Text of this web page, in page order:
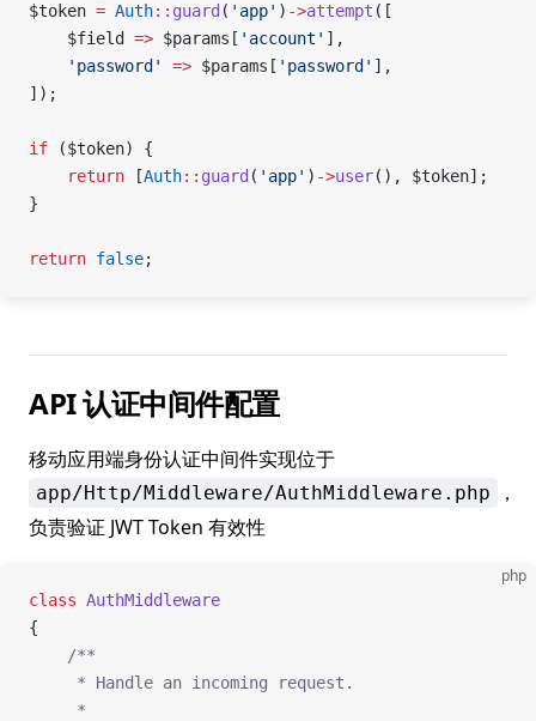
$token = Auth:: guard ( 'app' ) ->attempt ([
    $field
=> $params[ 'account' ],
    'password'
=> $params[ 'password' ],
]);
if ($token) {
    return
[Auth:: guard ( 'app' ) ->user(), $token];
}
return false;
API 认证中间件配置
移动应用端身份认证中间件实现位于
app/Http/Middleware/AuthMiddleware.php
，
负责验证 JWT Token 有效性
php
class AuthMiddleware
{
    /**
     * Handle an incoming request.
     *